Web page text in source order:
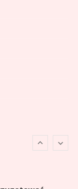
Analiza
i